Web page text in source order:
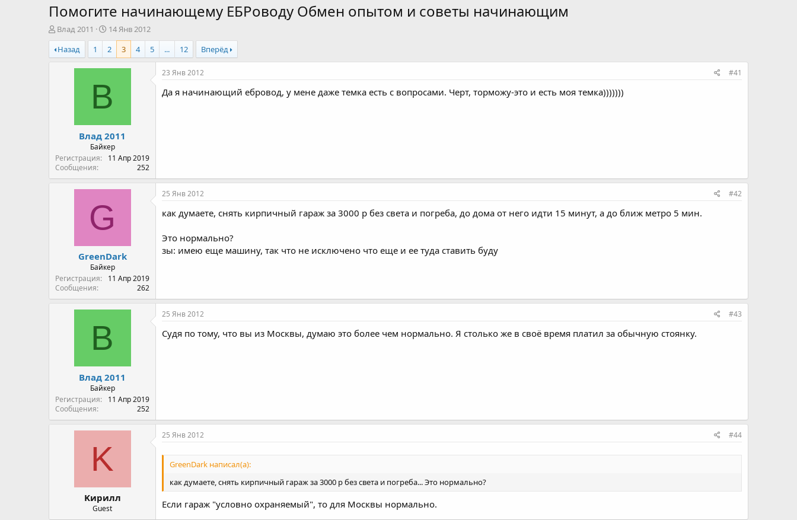
Помогите начинающему ЕБРоводу Обмен опытом и советы начинающим
А
в
т
о
Влад 2011
Д
а
т
а
н
ч
а
а
14 Янв 2012
Назад
1 2 3 4 5 ... 12 Вперёд
В
Влад 2011
Байкер
Регистрация
11 Апр 2019
Сообщения
252
23 Янв 2012 #41
Да я начинающий ебровод, у мене даже темка есть с вопросами. Черт, торможу-это и есть моя темка)))))))
G
GreenDark
Байкер
Регистрация
11 Апр 2019
Сообщения
262
25 Янв 2012 #42
как думаете, снять кирпичный гараж за 3000 р без света и погреба, до дома от него идти 15 минут, а до ближ метро 5 мин.
Это нормально?
зы: имею еще машину, так что не исключено что еще и ее туда ставить буду
В
Влад 2011
Байкер
Регистрация
11 Апр 2019
Сообщения
252
25 Янв 2012 #43
Судя по тому, что вы из Москвы, думаю это более чем нормально. Я столько же в своё время платил за обычную стоянку.
K
Kирилл
Guest
25 Янв 2012 #44
GreenDark написал(а):
как думаете, снять кирпичный гараж за 3000 р без света и погреба... Это нормально?
Если гараж "условно охраняемый", то для Москвы нормально.